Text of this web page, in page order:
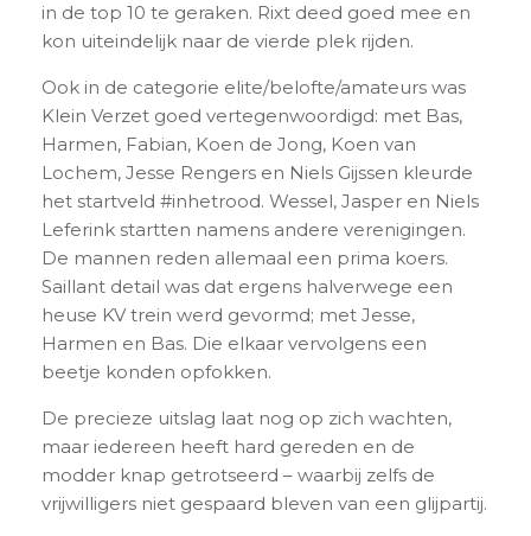
in de top 10 te geraken. Rixt deed goed mee en
kon uiteindelijk naar de vierde plek rijden.
Ook in de categorie elite/belofte/amateurs was
Klein Verzet goed vertegenwoordigd: met Bas,
Harmen, Fabian, Koen de Jong, Koen van
Lochem, Jesse Rengers en Niels Gijssen kleurde
het startveld #inhetrood. Wessel, Jasper en Niels
Leferink startten namens andere verenigingen.
De mannen reden allemaal een prima koers.
Saillant detail was dat ergens halverwege een
heuse KV trein werd gevormd; met Jesse,
Harmen en Bas. Die elkaar vervolgens een
beetje konden opfokken.
De precieze uitslag laat nog op zich wachten,
maar iedereen heeft hard gereden en de
modder knap getrotseerd – waarbij zelfs de
vrijwilligers niet gespaard bleven van een glijpartij.